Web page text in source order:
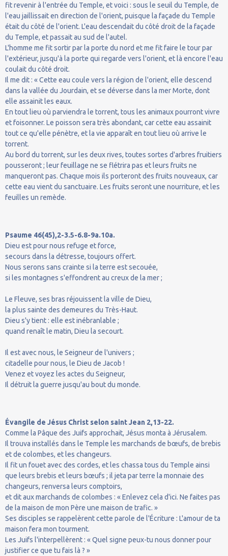
fit revenir à l'entrée du Temple, et voici : sous le seuil du Temple, de
l'eau jaillissait en direction de l'orient, puisque la façade du Temple
était du côté de l'orient. L'eau descendait du côté droit de la façade
du Temple, et passait au sud de l'autel.
L'homme me fit sortir par la porte du nord et me fit faire le tour par
l'extérieur, jusqu'à la porte qui regarde vers l'orient, et là encore l'eau
coulait du côté droit.
Il me dit : « Cette eau coule vers la région de l'orient, elle descend
dans la vallée du Jourdain, et se déverse dans la mer Morte, dont
elle assainit les eaux.
En tout lieu où parviendra le torrent, tous les animaux pourront vivre
et foisonner. Le poisson sera très abondant, car cette eau assainit
tout ce qu'elle pénètre, et la vie apparaît en tout lieu où arrive le
torrent.
Au bord du torrent, sur les deux rives, toutes sortes d'arbres fruitiers
pousseront ; leur feuillage ne se flétrira pas et leurs fruits ne
manqueront pas. Chaque mois ils porteront des fruits nouveaux, car
cette eau vient du sanctuaire. Les fruits seront une nourriture, et les
feuilles un remède.
Psaume 46(45),2-3.5-6.8-9a.10a.
Dieu est pour nous refuge et force,
secours dans la détresse, toujours offert.
Nous serons sans crainte si la terre est secouée,
si les montagnes s'effondrent au creux de la mer ;
Le Fleuve, ses bras réjouissent la ville de Dieu,
la plus sainte des demeures du Très-Haut.
Dieu s'y tient : elle est inébranlable ;
quand renaît le matin, Dieu la secourt.
Il est avec nous, le Seigneur de l'univers ;
citadelle pour nous, le Dieu de Jacob !
Venez et voyez les actes du Seigneur,
Il détruit la guerre jusqu'au bout du monde.
Évangile de Jésus Christ selon saint Jean 2,13-22.
Comme la Pâque des Juifs approchait, Jésus monta à Jérusalem.
Il trouva installés dans le Temple les marchands de bœufs, de brebis
et de colombes, et les changeurs.
Il fit un fouet avec des cordes, et les chassa tous du Temple ainsi
que leurs brebis et leurs bœufs ; il jeta par terre la monnaie des
changeurs, renversa leurs comptoirs,
et dit aux marchands de colombes : « Enlevez cela d'ici. Ne faites pas
de la maison de mon Père une maison de trafic. »
Ses disciples se rappelèrent cette parole de l'Écriture : L'amour de ta
maison fera mon tourment.
Les Juifs l'interpellèrent : « Quel signe peux-tu nous donner pour
justifier ce que tu fais là ? »